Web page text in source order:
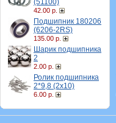
(51100)
42.00 р.
Подшипник 180206
(6206-2RS)
135.00 р.
Шарик подшипника
2
2.00 р.
Ролик подшипника
2*9,8 (2х10)
6.00 р.